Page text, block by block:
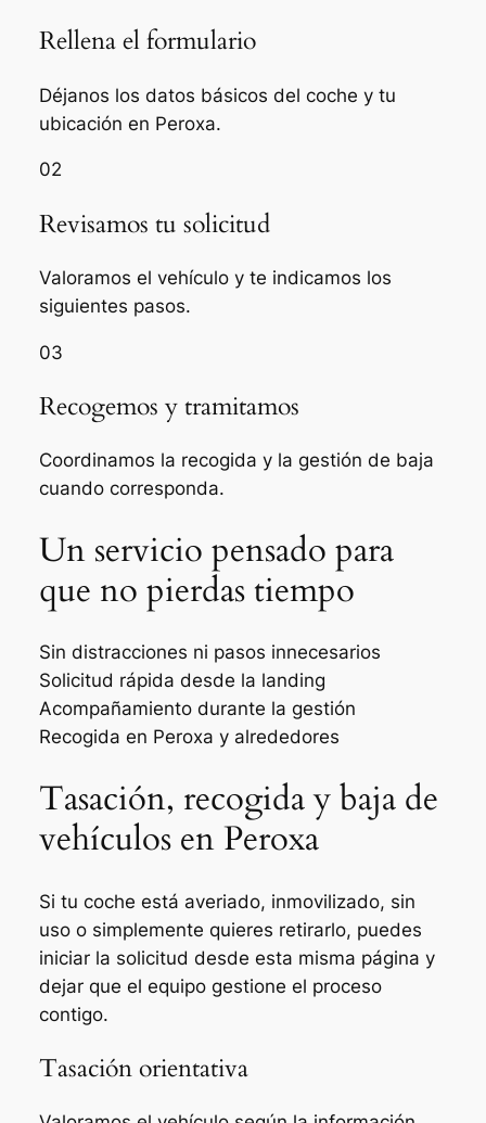
Rellena el formulario
Déjanos los datos básicos del coche y tu
ubicación en Peroxa.
02
Revisamos tu solicitud
Valoramos el vehículo y te indicamos los
siguientes pasos.
03
Recogemos y tramitamos
Coordinamos la recogida y la gestión de baja
cuando corresponda.
Un servicio pensado para
que no pierdas tiempo
Sin distracciones ni pasos innecesarios
Solicitud rápida desde la landing
Acompañamiento durante la gestión
Recogida en Peroxa y alrededores
Tasación, recogida y baja de
vehículos en Peroxa
Si tu coche está averiado, inmovilizado, sin
uso o simplemente quieres retirarlo, puedes
iniciar la solicitud desde esta misma página y
dejar que el equipo gestione el proceso
contigo.
Tasación orientativa